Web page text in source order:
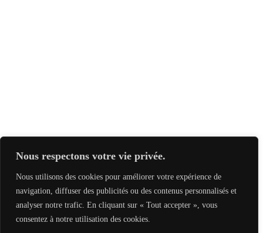
Nous respectons votre vie privée.
Nous utilisons des cookies pour améliorer votre expérience de
navigation, diffuser des publicités ou des contenus personnalisés et
analyser notre trafic. En cliquant sur « Tout accepter », vous
consentez à notre utilisation des cookies.